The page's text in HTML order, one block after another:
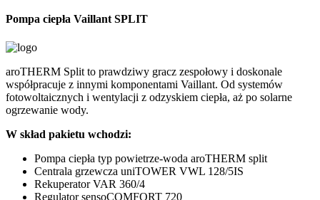
Pompa ciepła Vaillant SPLIT
aroTHERM Split to prawdziwy gracz zespołowy i doskonale
współpracuje z innymi komponentami Vaillant. Od systemów
fotowoltaicznych i wentylacji z odzyskiem ciepła, aż po solarne
ogrzewanie wody.
W skład pakietu wchodzi:
Pompa ciepła typ powietrze-woda aroTHERM split
Centrala grzewcza uniTOWER VWL 128/5IS
Rekuperator VAR 360/4
Regulator sensoCOMFORT 720